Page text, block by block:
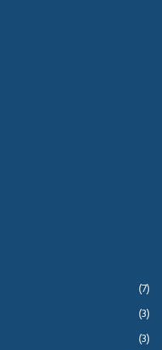
(7)
(3)
(3)